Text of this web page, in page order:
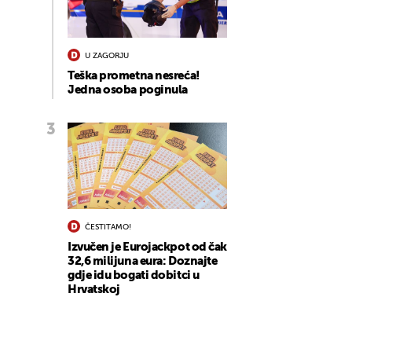
U ZAGORJU
Teška prometna nesreća!
Jedna osoba poginula
ČESTITAMO!
Izvučen je Eurojackpot od čak
32,6 milijuna eura: Doznajte
gdje idu bogati dobitci u
Hrvatskoj